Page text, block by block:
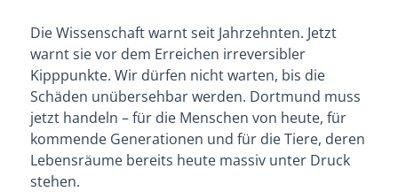
Die Wissenschaft warnt seit Jahrzehnten. Jetzt
warnt sie vor dem Erreichen irreversibler
Kipppunkte. Wir dürfen nicht warten, bis die
Schäden unübersehbar werden. Dortmund muss
jetzt handeln – für die Menschen von heute, für
kommende Generationen und für die Tiere, deren
Lebensräume bereits heute massiv unter Druck
stehen.